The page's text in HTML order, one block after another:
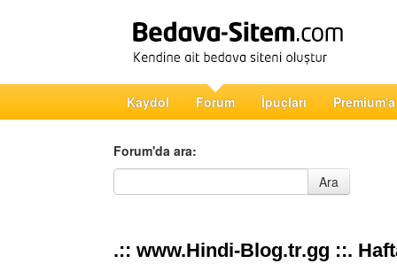
Kaydol Forum İpuçları
Forum'da ara:
Forum'da ara
Ara
.:: www.Hindi-Blog.tr.gg ::.